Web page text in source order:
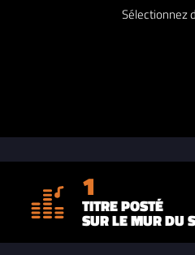
Sélectionnez
1
TITRE POSTÉ
SUR LE MUR DU